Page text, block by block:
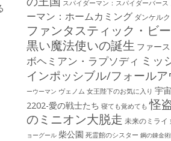
スパイダーマン：スパイダーバース
ーマン：ホームカミング ダンケルク
ファンタスティック・ビ
黒い魔法使いの誕生 ファー
ボヘミアン・ラプソディ ミッ
インポッシブル/フォールア
ーウーマン ヴェノム 女王陛下のお気に入り 宇
2202-愛の戦士たち 寝ても覚めても 怪
のミニオン大脱走 未来のミライ
ョーグール 柴公園 死霊館のシスター 鋼の錬金